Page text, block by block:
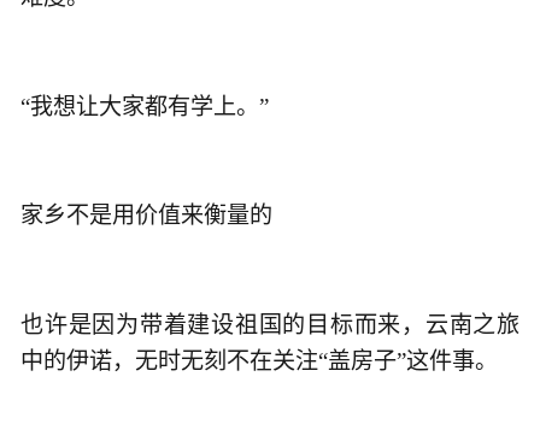
“我想让大家都有学上。”
家乡不是用价值来衡量的
也许是因为带着建设祖国的目标而来，云南之旅
中的伊诺，无时无刻不在关注“盖房子”这件事。